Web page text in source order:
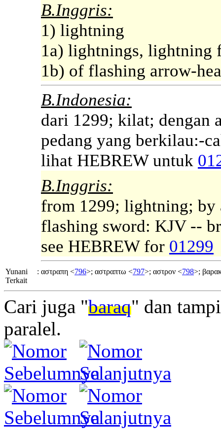
B.Inggris:
1) lightning
1a) lightnings, lightning
1b) of flashing arrow-
B.Indonesia:
dari 1299; kilat; dengan
pedang yang berkilau:-
lihat HEBREW untuk
B.Inggris:
from 1299; lightning; by
flashing sword: KJV --
see HEBREW for 01299
Yunani
Terkait
: αστραπη <796>; αστραπτω <797>; αστρον <798>;
Cari juga "baraq" dan
paralel.